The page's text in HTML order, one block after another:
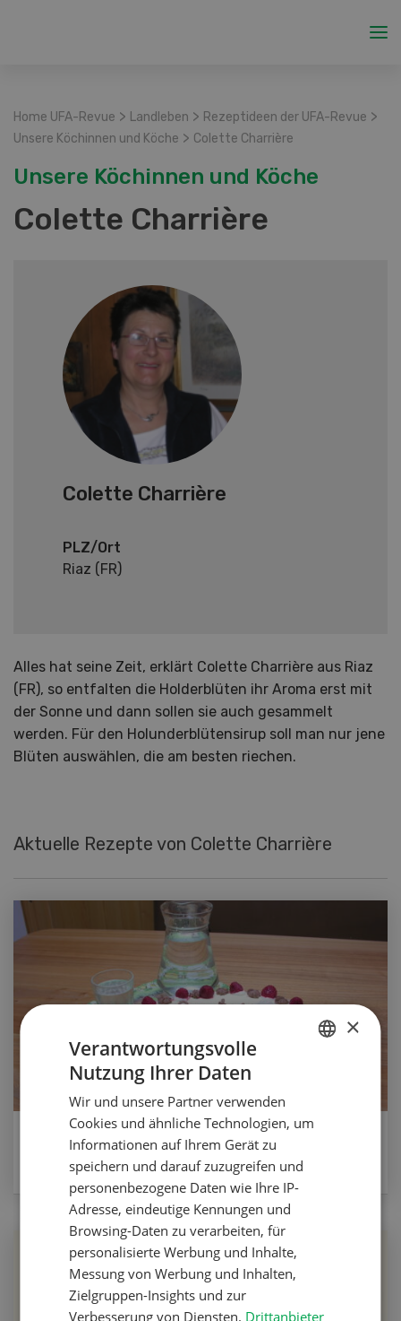
Home UFA-Revue > Landleben > Rezeptideen der UFA-Revue >
Unsere Köchinnen und Köche > Colette Charrière
Unsere Köchinnen und Köche
Colette Charrière
Colette Charrière
PLZ/Ort
Riaz (FR)
Alles hat seine Zeit, erklärt Colette Charrière aus Riaz
(FR), so entfalten die Holderblüten ihr Aroma erst mit
der Sonne und dann sollen sie auch gesammelt
werden. Für den Holunderblütensirup soll man nur jene
Blüten auswählen, die am besten riechen.
Aktuelle Rezepte von Colette Charrière
Beeren-Tiramisu
ZUM REZEPT
×
Verantwortungsvolle
Nutzung Ihrer Daten
Wir und unsere Partner verwenden
Cookies und ähnliche Technologien, um
Informationen auf Ihrem Gerät zu
speichern und darauf zuzugreifen und
personenbezogene Daten wie Ihre IP-
Adresse, eindeutige Kennungen und
Browsing-Daten zu verarbeiten, für
personalisierte Werbung und Inhalte,
Messung von Werbung und Inhalten,
Zielgruppen-Insights und zur
Verbesserung von Diensten. Drittanbieter